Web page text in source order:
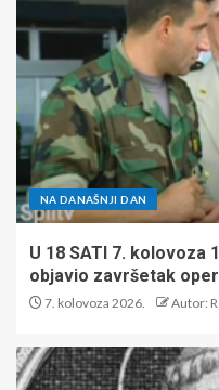
NA DANAŠNJI DAN
U 18 SATI 7. kolovoza
objavio završetak
7. kolovoza 2026. Autor: